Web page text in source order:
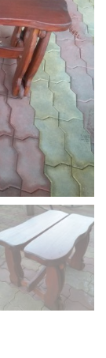
Ь
Н
А
В
А
Ц
И